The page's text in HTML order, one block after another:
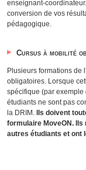
enseignant-
conversion de vos
pédagogique.
Cursus à mobilité
Plusieurs formations de
obligatoires. Lorsque
spécifique (par exemple
étudiants ne sont pas
la DRIM. Ils doivent
formulaire MoveON.
autres étudiants et ont